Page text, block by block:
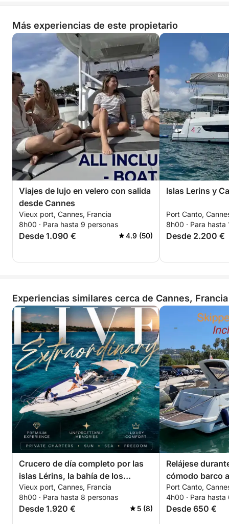
Más experiencias de este propietario
Viajes de lujo en velero con salida
desde Cannes
Vieux port, Cannes, Francia
8h00 · Para hasta 9 personas
Desde 1.090 € 4.9 (50)
Islas Lerins y
Port Canto,
8h00 · Para hasta
Desde 2.200 €
Experiencias similares cerca de Cannes, Francia
Crucero de día completo por las
islas Lérins, la bahía de los
multimillonarios y Théoule-sur-
Mer
Vieux port, Cannes, Francia
8h00 · Para hasta 8 personas
Desde 1.920 € 5 (8)
Relájese
cómodo barco
islas Lérins.
para parejas!
Port Canto,
4h00 · Para hasta
Desde 650 €